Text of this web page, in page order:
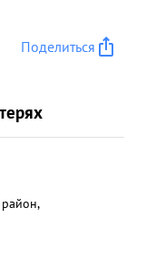
Поделиться